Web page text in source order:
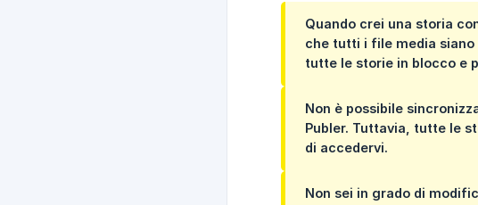
Quando crei una storia
che tutti i file media
tutte le storie in blocco e
Non è possibile
Publer. Tuttavia, tutte le
di accedervi.
Non sei in grado di